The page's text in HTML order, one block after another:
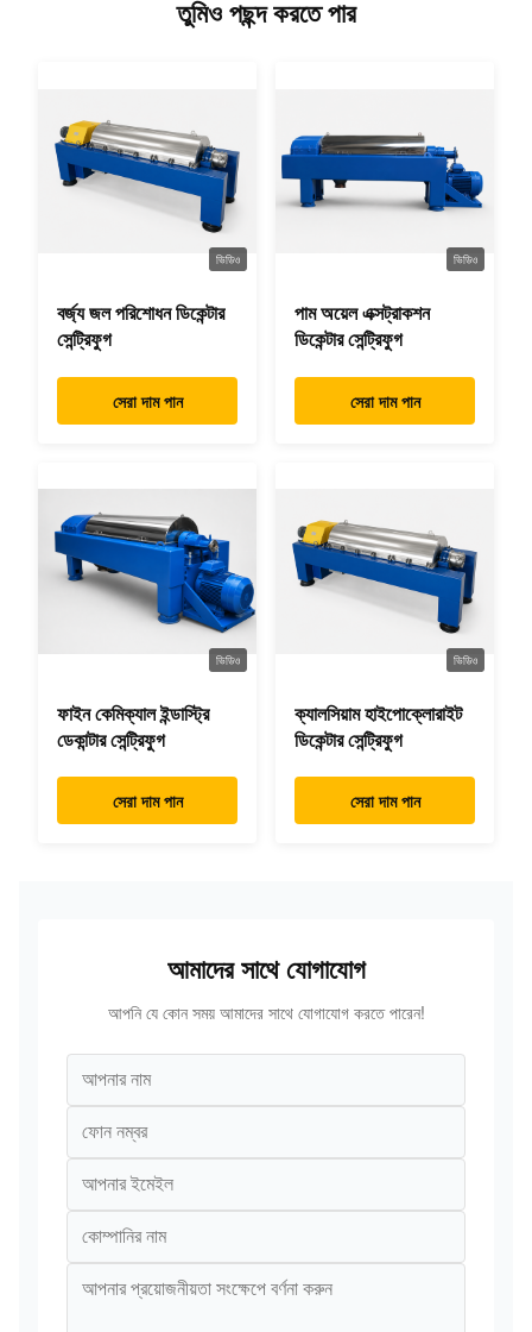
তুমিও পছন্দ করতে পার
ভিডিও
বর্জ্য জল পরিশোধন ডিকেন্টার
সেন্ট্রিফুগ
সেরা দাম পান
ভিডিও
পাম অয়েল এক্সট্রাকশন
ডিকেন্টার সেন্ট্রিফুগ
সেরা দাম পান
ভিডিও
ফাইন কেমিক্যাল ইন্ডাস্ট্রি
ডেকান্টার সেন্ট্রিফুগ
সেরা দাম পান
ভিডিও
ক্যালসিয়াম হাইপোক্লোরাইট
ডিকেন্টার সেন্ট্রিফুগ
সেরা দাম পান
আমাদের সাথে যোগাযোগ
আপনি যে কোন সময় আমাদের সাথে যোগাযোগ করতে পারেন!